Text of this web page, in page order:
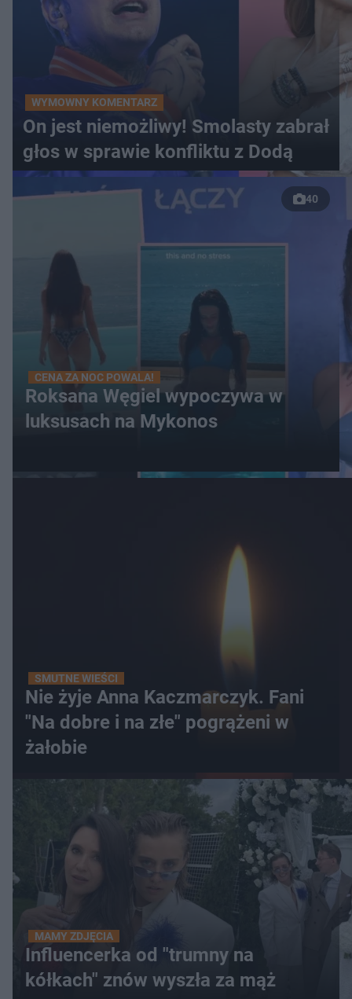
WYMOWNY KOMENTARZ
On jest niemożliwy! Smolasty zabrał
głos w sprawie konfliktu z Dodą
40
CENA ZA NOC POWALA!
Roksana Węgiel wypoczywa w
luksusach na Mykonos
SMUTNE WIEŚCI
Nie żyje Anna Kaczmarczyk. Fani
"Na dobre i na złe" pogrążeni w
żałobie
MAMY ZDJĘCIA
Influencerka od "trumny na
kółkach" znów wyszła za mąż